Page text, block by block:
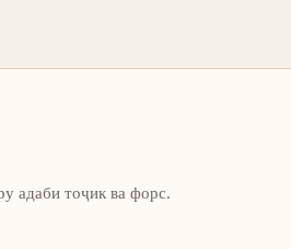
адаби тоҷик ва форс.